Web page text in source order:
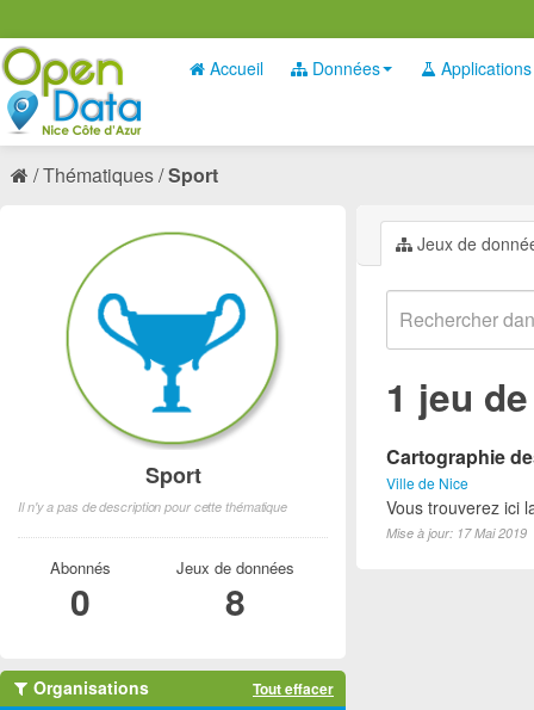
Accueil Données Applications
Thématiques Sport
Jeux de
1 jeu
Cartographie
Ville de Nice
Vous trouverez ici
Mise à jour: 17 Mai 2019
Sport
Il n'y a pas de description pour cette thématique
Abonnés
0
Jeux de données
8
Organisations Tout effacer